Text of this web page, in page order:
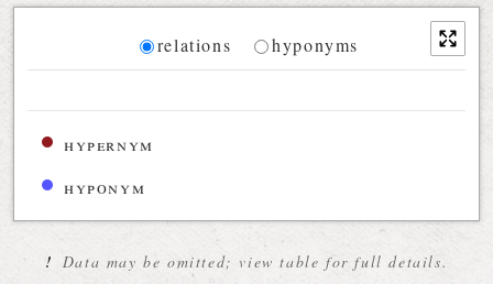
Diagram
relations hyponyms
hypernym
hyponym
! Data may be omitted; view table for full details.